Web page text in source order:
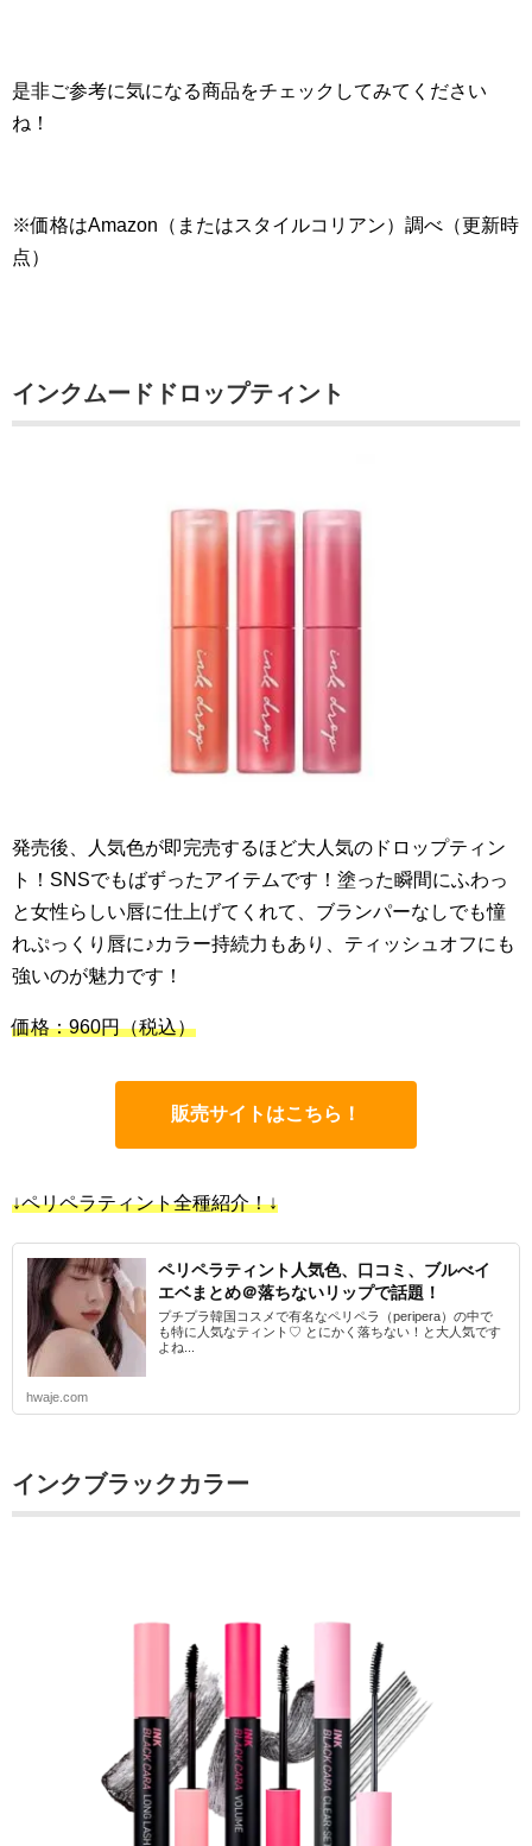
是非ご参考に気になる商品をチェックしてみてください
ね！
※価格はAmazon（またはスタイルコリアン）調べ（更新時
点）
インクムードドロップティント
発売後、人気色が即完売するほど大人気のドロップティン
ト！SNSでもばずったアイテムです！塗った瞬間にふわっ
と女性らしい唇に仕上げてくれて、ブランパーなしでも憧
れぷっくり唇に♪カラー持続力もあり、ティッシュオフにも
強いのが魅力です！
価格：960円（税込）
販売サイトはこちら！
↓ペリペラティント全種紹介！↓
ペリペラティント人気色、口コミ、ブルべイ
エベまとめ＠落ちないリップで話題！
プチプラ韓国コスメで有名なペリペラ（peripera）の中で
も特に人気なティント♡ とにかく落ちない！と大人気です
よね...
hwaje.com
インクブラックカラー